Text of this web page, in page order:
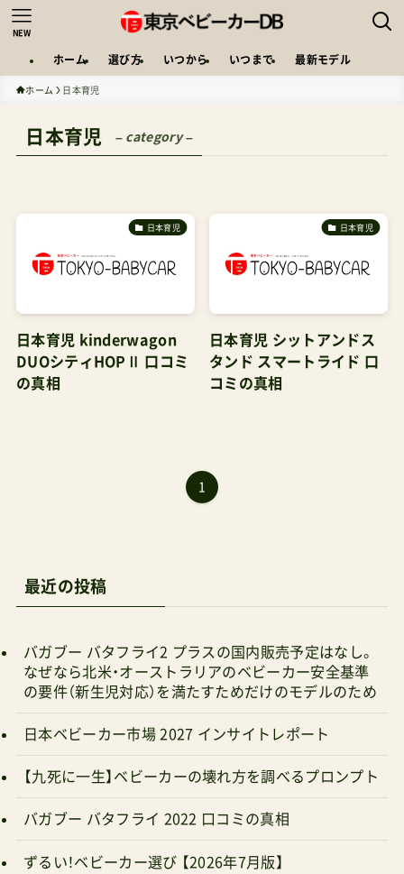
NEW
ホーム 選び方 いつから いつまで 最新モデル
ホーム 日本育児
日本育児 – category –
日本育児
日本育児 kinderwagon
DUOシティHOPⅡ 口コミ
の真相
日本育児
日本育児 シットアンドス
タンド スマートライド 口
コミの真相
1
最近の投稿
バガブー バタフライ2 プラスの国内販売予定はなし。
なぜなら北米・オーストラリアのベビーカー安全基準
の要件（新生児対応）を満たすためだけのモデルのため
日本ベビーカー市場 2027 インサイトレポート
【九死に一生】ベビーカーの壊れ方を調べるプロンプト
バガブー バタフライ 2022 口コミの真相
ずるい！ベビーカー選び 【2026年7月版】